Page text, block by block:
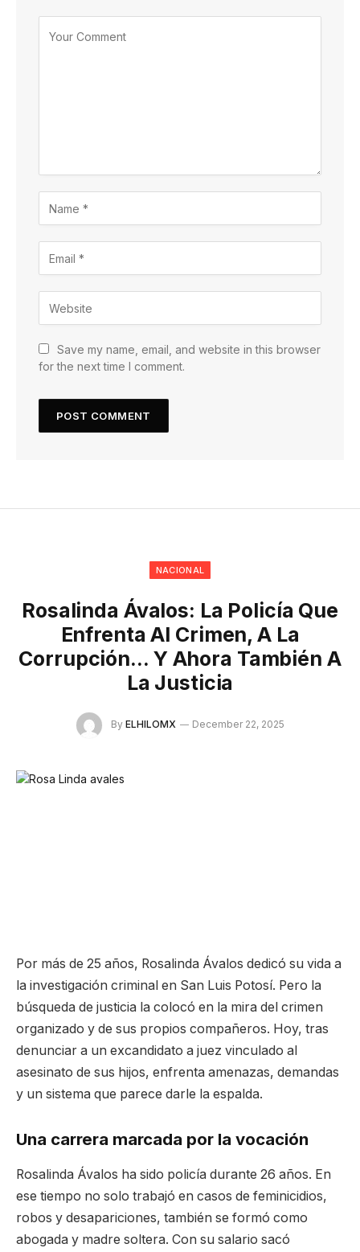
Save my name, email, and website in this browser
for the next time I comment.
NACIONAL
Rosalinda Ávalos: La Policía Que
Enfrenta Al Crimen, A La
Corrupción… Y Ahora También A
La Justicia
By ELHILOMX December 22, 2025
Por más de 25 años, Rosalinda Ávalos dedicó su vida a
la investigación criminal en San Luis Potosí. Pero la
búsqueda de justicia la colocó en la mira del crimen
organizado y de sus propios compañeros. Hoy, tras
denunciar a un excandidato a juez vinculado al
asesinato de sus hijos, enfrenta amenazas, demandas
y un sistema que parece darle la espalda.
Una carrera marcada por la vocación
Rosalinda Ávalos ha sido policía durante 26 años. En
ese tiempo no solo trabajó en casos de feminicidios,
robos y desapariciones, también se formó como
abogada y madre soltera. Con su salario sacó